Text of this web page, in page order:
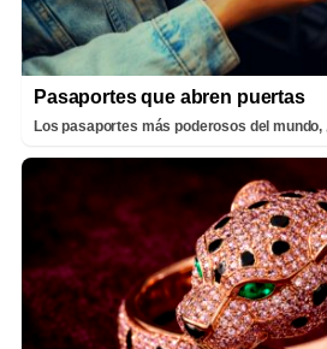
Pasaportes que abren puertas
Los pasaportes más poderosos del mundo,